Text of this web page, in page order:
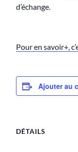
d’échange.
Pour en savoir+,
Ajouter au
DÉTAILS